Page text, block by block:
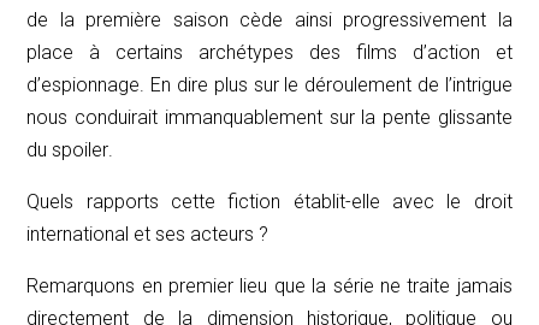
de la première saison cède ainsi progressivement la
place à certains archétypes des films d’action et
d’espionnage. En dire plus sur le déroulement de l’intrigue
nous conduirait immanquablement sur la pente glissante
duspoiler
Quels rapports cette fiction établit-elle avec le droit
international et ses acteurs ?
Remarquons en premier lieu que la série ne traite jamais
directement de la dimension historique, politique ou